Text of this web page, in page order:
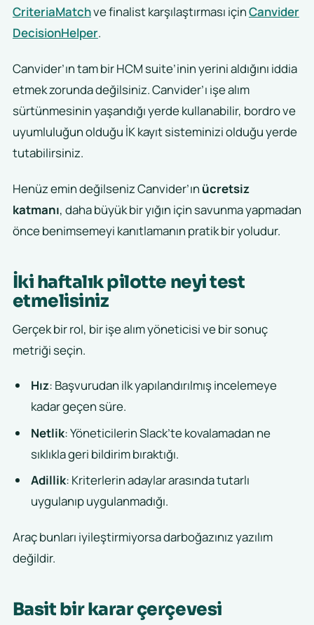
CriteriaMatchve finalist karşılaştırması içinCanvider
DecisionHelper.
Canvider’ın tam bir HCM suite’inin yerini aldığını iddia
etmek zorunda değilsiniz. Canvider’ı işe alım
sürtünmesinin yaşandığı yerde kullanabilir, bordro ve
uyumluluğun olduğu İK kayıt sisteminizi olduğu yerde
tutabilirsiniz.
Henüz emin değilseniz Canvider’ın ücretsiz
katmanı, daha büyük bir yığın için savunma yapmadan
önce benimsemeyi kanıtlamanın pratik bir yoludur.
İki haftalık pilotte neyi test
etmelisiniz
Gerçek bir rol, bir işe alım yöneticisi ve bir sonuç
metriği seçin.
Hız: Başvurudan ilk yapılandırılmış incelemeye
kadar geçen süre.
Netlik: Yöneticilerin Slack’te kovalamadan ne
sıklıkla geri bildirim bıraktığı.
Adillik: Kriterlerin adaylar arasında tutarlı
uygulanıp uygulanmadığı.
Araç bunları iyileştirmiyorsa darboğazınız yazılım
değildir.
Basit bir karar çerçevesi